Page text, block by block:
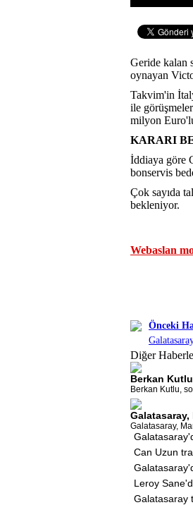
Geride kalan
oynayan
Takvim'in
ile
milyon
KARARI
İddiaya göre
bonservis
Çok sayıda
bekleniyor.
Webaslan
Önceki
Diğer
Berkan
Berkan Kutlu,
Galatasaray,
Can Uzun
Leroy
Galatasaray